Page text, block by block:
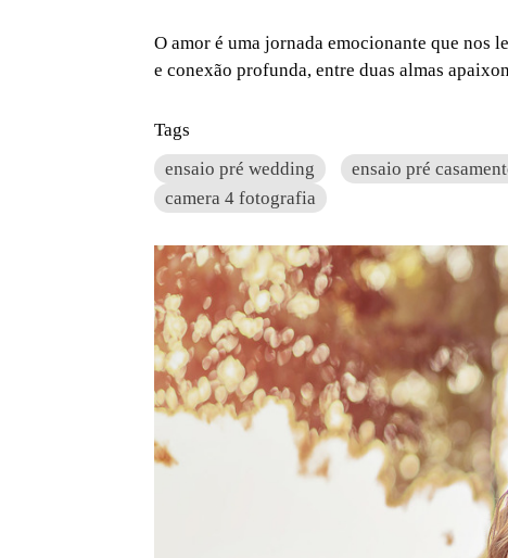
O amor é uma jornada emocionante que nos
e conexão profunda, entre duas almas
Tags
ensaio pré wedding
ensaio pré
camera 4 fotografia